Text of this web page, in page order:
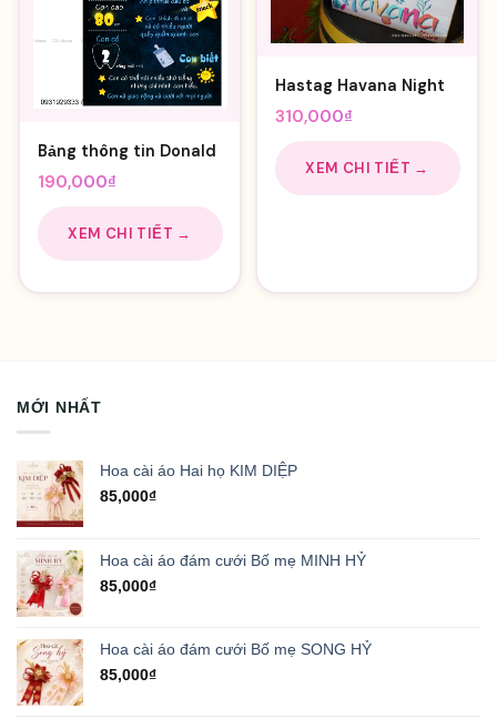
Bảng thông tin Donald
190,000₫
XEM CHI TIẾT →
Hastag Havana Night
310,000₫
XEM CHI TIẾT →
MỚI NHẤT
Hoa cài áo Hai họ KIM DIỆP
85,000₫
Hoa cài áo đám cưới Bố mẹ MINH HỶ
85,000₫
Hoa cài áo đám cưới Bố mẹ SONG HỶ
85,000₫